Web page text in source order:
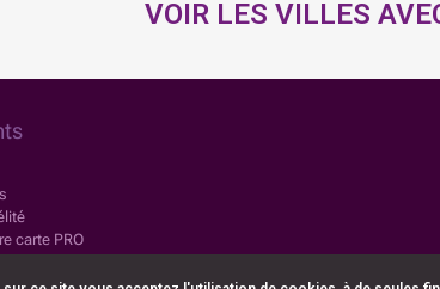
Rue du Port
VOIR LES VILLES
carte PRO